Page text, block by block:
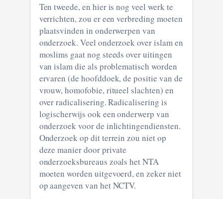
Ten tweede, en hier is nog veel werk te
verrichten, zou er een verbreding moeten
plaatsvinden in onderwerpen van
onderzoek. Veel onderzoek over islam en
moslims gaat nog steeds over uitingen
van islam die als problematisch worden
ervaren (de hoofddoek, de positie van de
vrouw, homofobie, ritueel slachten) en
over radicalisering. Radicalisering is
logischerwijs ook een onderwerp van
onderzoek voor de inlichtingendiensten.
Onderzoek op dit terrein zou niet op
deze manier door private
onderzoeksbureaus zoals het NTA
moeten worden uitgevoerd, en zeker niet
op aangeven van het NCTV.